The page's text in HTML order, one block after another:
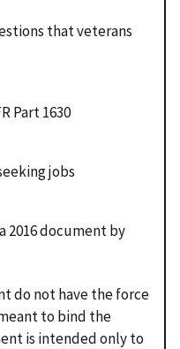
that veterans
Part 1630
jobs
2016 document by
do not have the force
to bind the
is intended only to